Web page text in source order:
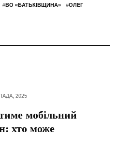
#ВО «БАТЬКІВЩИНА» #ОЛЕГ
2025
мобільний
хто може